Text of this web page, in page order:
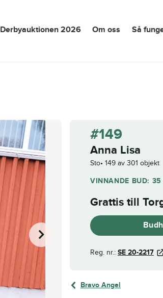
Derbyauktionen 2026 Om oss Så
#149
Anna Lisa
Sto 149 av 301 objekt
VINNANDE BUD:
Grattis till
Reg. nr.: SE 20-2217
Bravo Angel